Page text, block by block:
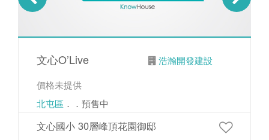
文心O’Live
浩瀚開發建設
價格未提供
北屯區 ．．預售中
文心國小 30層峰頂花園御邸